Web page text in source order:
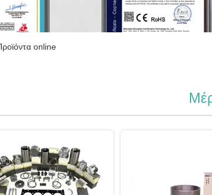
online